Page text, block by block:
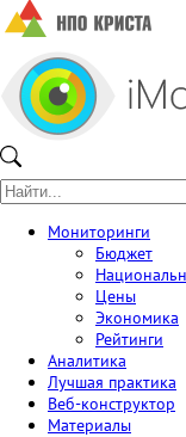
Мониторинги
Бюджет
Цены
Экономика
Рейтинги
Аналитика
Лучшая практика
Веб-конструктор
Материалы